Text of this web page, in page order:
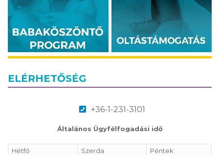
ELÉRHETŐSÉG
+36-1-231-3101
Általános Ügyfélfogadási idő
Hétfő Szerda
Péntek